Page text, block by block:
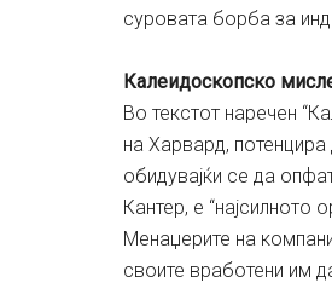
суровата борба за
Калеидоскопско
Во текстот наречен
на Харвард,
обидувајќи се да
Кантер, е “најсилното
Менаџерите на
своите вработени им